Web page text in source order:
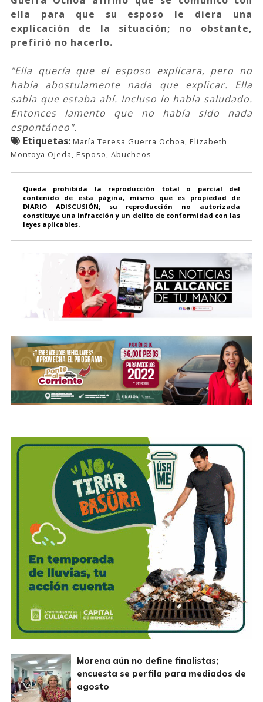
ella para que su esposo le diera una
explicación de la situación; no obstante,
prefirió no hacerlo.
"Ella quería que el esposo explicara, pero no
había abostulamente nada que explicar. Ella
sabía que estaba ahí. Incluso lo había saludado.
Entonces lamento que no había sido nada
espontáneo".
Etiquetas: María Teresa Guerra Ochoa, Elizabeth
Montoya Ojeda, Esposo, Abucheos
Queda prohibida la reproducción total o parcial del
contenido de esta página, mismo que es propiedad de
DIARIO ADISCUSIÓN; su reproducción no autorizada
constituye una infracción y un delito de conformidad con las
leyes aplicables.
Morena aún no define finalistas;
encuesta se perfila para mediados de
agosto